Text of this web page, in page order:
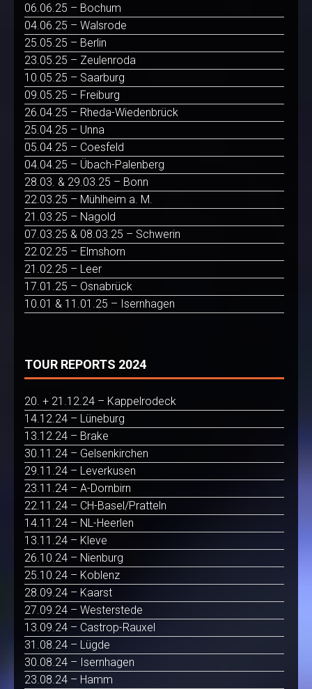
06.06.25 – Bochum
04.06.25 – Walsrode
25.05.25 – Berlin
23.05.25 – Zeulenroda
10.05.25 – Saarburg
09.05.25 – Freiburg
26.04.25 – Rheda-Wiedenbrück
25.04.25 – Unna
05.04.25 – Coesfeld
04.04.25 – Übach-Palenberg
28.03. & 29.03.25 – Bonn
22.03.25 – Mühlheim a. M.
21.03.25 – Nagold
07.03.25 & 08.03.25 – Schwerin
22.02.25 – Elmshorn
21.02.25 – Leer
17.01.25 – Osnabrück
10.01 & 11.01.25 – Isernhagen
TOUR REPORTS 2024
20. + 21.12.24 – Kappelrodeck
14.12.24 – Lüneburg
13.12.24 – Brake
30.11.24 – Gelsenkirchen
29.11.24 – Leverkusen
23.11.24 – A-Dornbirn
22.11.24 – CH-Basel/Pratteln
14.11.24 – NL-Heerlen
13.11.24 – Kleve
26.10.24 – Nienburg
25.10.24 – Koblenz
28.09.24 – Kaarst
27.09.24 – Westerstede
13.09.24 – Castrop-Rauxel
31.08.24 – Lügde
30.08.24 – Isernhagen
23.08.24 – Hamm